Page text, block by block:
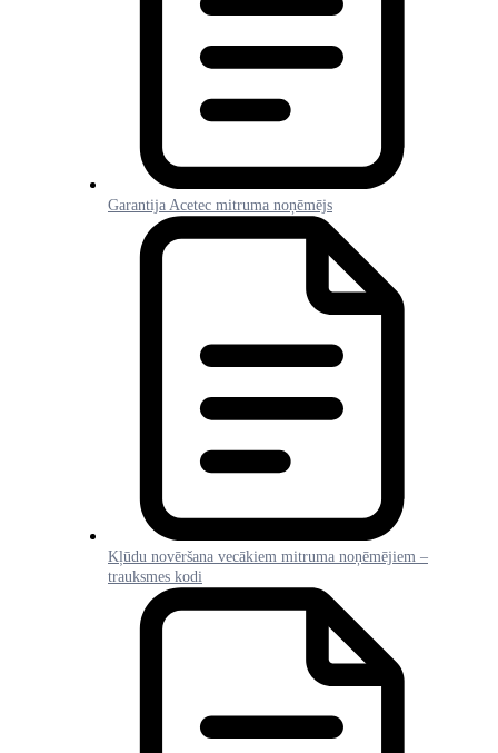
Garantija Acetec mitruma noņēmējs
Kļūdu novēršana vecākiem mitruma noņēmējiem –
trauksmes kodi